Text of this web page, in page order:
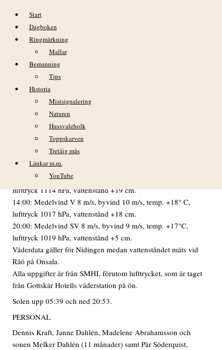
Hoppa till innehåll
Start
Dagboken
Ringmärkning
Mallar
Bemanning
Tips
Historia
Mistsignalering
Naturen
Hussvaleholk
Toppskarven
Tretåig mås
Länkar m.m.
YouTube
söndag 14 augusti
VÄDER
Morgonen mulen och blåsig. Från förmiddagen uppklarnande
och till kvällen helt klart.
02:00: Medelvind V 14 m/s, byvind 17 m/s, temp. +16° C,
lufttryck 1112 hPa, vattenstånd +25 cm.
08:00: Medelvind V 13 m/s, byvind 17 m/s, temp. +16° C,
lufttryck 1114 hPa, vattenstånd +19 cm.
14:00: Medelvind V 8 m/s, byvind 10 m/s, temp. +18° C,
lufttryck 1017 hPa, vattenstånd +18 cm.
20:00: Medelvind SV 8 m/s, byvind 9 m/s, temp. +17°C,
lufttryck 1019 hPa, vattenstånd +5 cm.
Väderdata gäller för Nidingen medan vattenståndet mäts vid
Råö på Onsala.
Alla uppgifter är från SMHI, förutom lufttrycket, som är taget
från Gottskär Hotells väderstation på ön.
Solen upp 05:39 och ned 20:53.
PERSONAL
Dennis Kraft, Janne Dahlén, Madelene Abrahamsson och
sonen Melker Dahlén (11 månader) samt Pär Söderquist,